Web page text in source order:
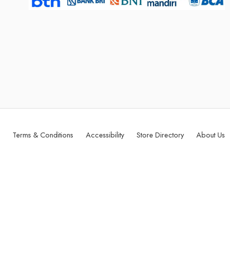
Terms & Conditions Accessibility Store Directory About Us